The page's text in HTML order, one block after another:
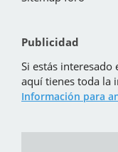
Publicidad
Si estás
aquí tienes toda la
Información para